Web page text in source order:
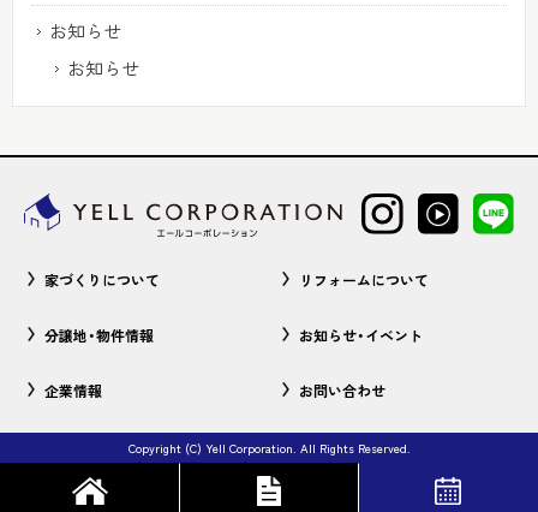
お知らせ
お知らせ
家づくりについて リフォームについて
分譲地・物件情報 お知らせ・イベント
企業情報 お問い合わせ
Copyright (C) Yell Corporation. All Rights Reserved.